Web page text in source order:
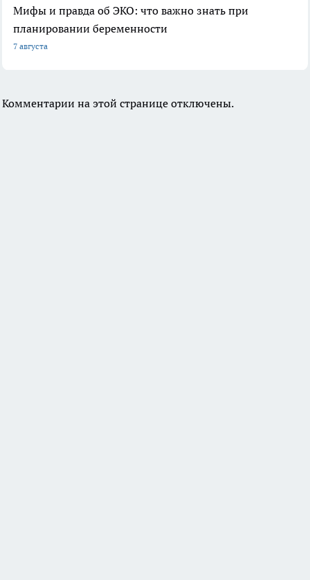
Мифы и правда об ЭКО: что важно знать при
планировании беременности
7 августа
Комментарии на этой странице отключены.